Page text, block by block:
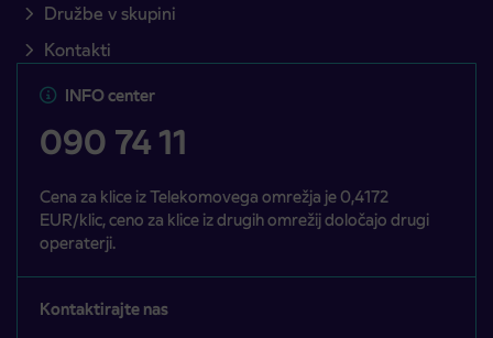
Družbe v skupini
Kontakti
INFO center
090 74 11
Cena za klice iz Telekomovega omrežja je 0,4172
EUR/klic, ceno za klice iz drugih omrežij določajo drugi
operaterji.
Kontaktirajte nas